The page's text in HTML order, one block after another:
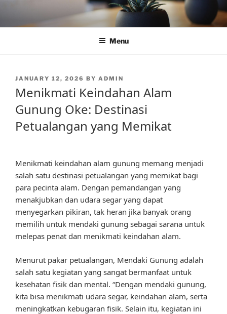
content
Menu
POSTED
JANUARY 12, 2026 BY ADMIN
Menikmati Keindahan Alam
Gunung Oke: Destinasi
Petualangan yang Memikat
Menikmati keindahan alam gunung memang menjadi
salah satu destinasi petualangan yang memikat bagi
para pecinta alam. Dengan pemandangan yang
menakjubkan dan udara segar yang dapat
menyegarkan pikiran, tak heran jika banyak orang
memilih untuk mendaki gunung sebagai sarana untuk
melepas penat dan menikmati keindahan alam.
Menurut pakar petualangan, Mendaki Gunung adalah
salah satu kegiatan yang sangat bermanfaat untuk
kesehatan fisik dan mental. “Dengan mendaki gunung,
kita bisa menikmati udara segar, keindahan alam, serta
meningkatkan kebugaran fisik. Selain itu, kegiatan ini